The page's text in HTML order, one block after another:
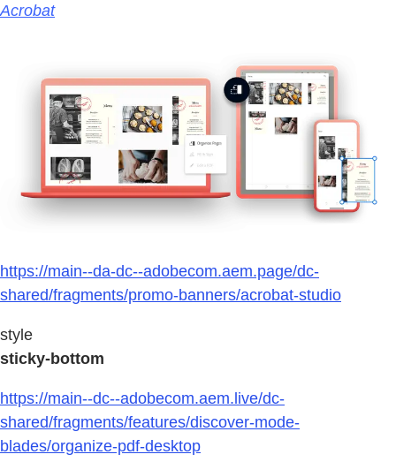
Acrobat
https://main--da-dc--adobecom.aem.page/dc-
shared/fragments/promo-banners/acrobat-studio
style
sticky-bottom
https://main--dc--adobecom.aem.live/dc-
shared/fragments/features/discover-mode-
blades/organize-pdf-desktop